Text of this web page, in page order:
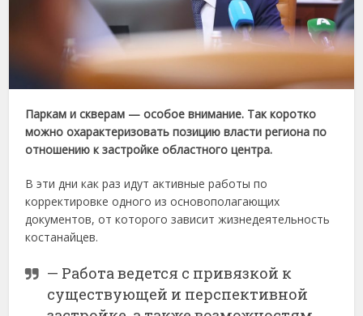
Паркам и скверам — особое внимание. Так коротко
можно охарактеризовать позицию власти региона по
отношению к застройке областного центра.
В эти дни как раз идут активные работы по
корректировке одного из основополагающих
документов, от которого зависит жизнедеятельность
костанайцев.
— Работа ведется с привязкой к
существующей и перспективной